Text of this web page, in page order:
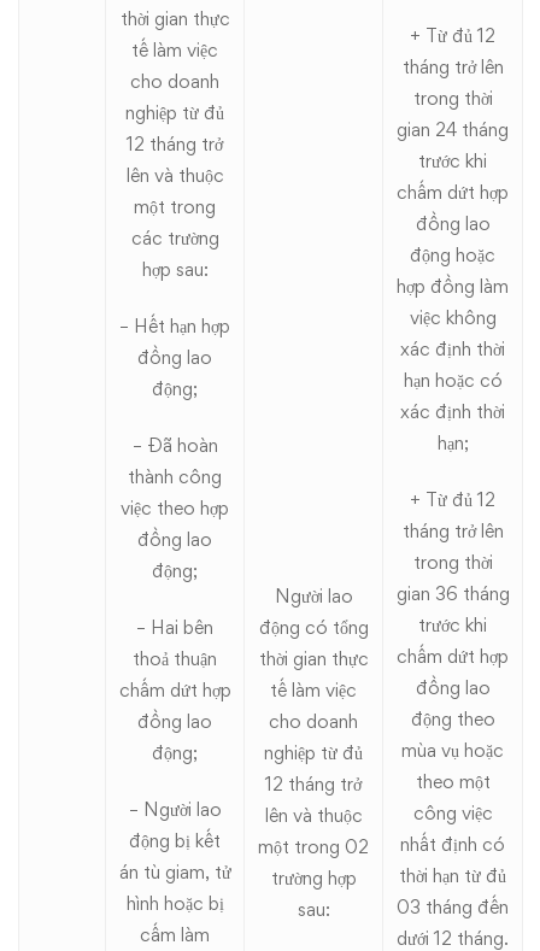
thời gian thực
tế làm việc
cho doanh
nghiệp từ đủ
12 tháng trở
lên và thuộc
một trong
các trường
hợp sau:
– Hết hạn hợp
đồng lao
động;
– Đã hoàn
thành công
việc theo hợp
đồng lao
động;
– Hai bên
thoả thuận
chấm dứt hợp
đồng lao
động;
– Người lao
động bị kết
án tù giam, tử
hình hoặc bị
cấm làm
Người lao
động có tổng
thời gian thực
tế làm việc
cho doanh
nghiệp từ đủ
12 tháng trở
lên và thuộc
một trong 02
trường hợp
sau:
+ Từ đủ 12
tháng trở lên
trong thời
gian 24 tháng
trước khi
chấm dứt hợp
đồng lao
động hoặc
hợp đồng làm
việc không
xác định thời
hạn hoặc có
xác định thời
hạn;
+ Từ đủ 12
tháng trở lên
trong thời
gian 36 tháng
trước khi
chấm dứt hợp
đồng lao
động theo
mùa vụ hoặc
theo một
công việc
nhất định có
thời hạn từ đủ
03 tháng đến
dưới 12 tháng.